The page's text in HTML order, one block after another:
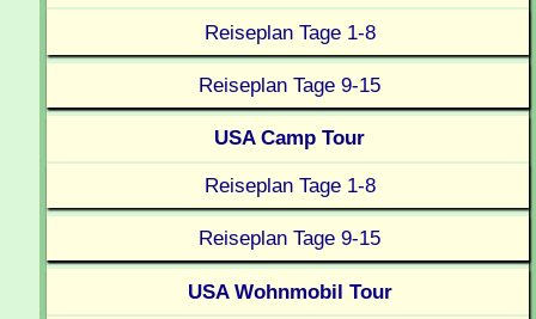
Reiseplan Tage 1-8
Reiseplan Tage 9-15
USA Camp Tour
Reiseplan Tage 1-8
Reiseplan Tage 9-15
USA Wohnmobil Tour